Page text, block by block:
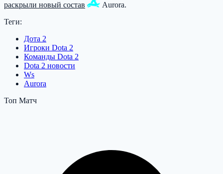
раскрыли новый состав
Aurora.
Теги:
Дота 2
Игроки Dota 2
Команды Dota 2
Dota 2 новости
Ws
Aurora
Топ Матч